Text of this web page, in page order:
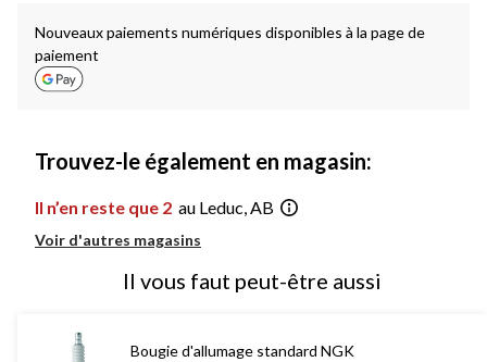
Nouveaux paiements numériques disponibles à la page de
paiement
Trouvez-le également en magasin:
Il n’en reste que 2 au Leduc, AB
Voir d'autres magasins
Il vous faut peut-être aussi
Bougie d'allumage standard NGK